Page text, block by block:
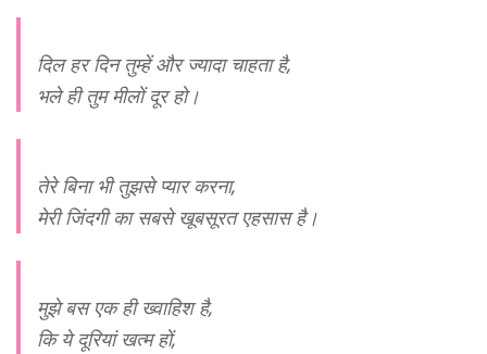
दिल हर दिन तुम्हें और ज्यादा चाहता है,
भले ही तुम मीलों दूर हो।
तेरे बिना भी तुझसे प्यार करना,
मेरी जिंदगी का सबसे खूबसूरत एहसास है।
मुझे बस एक ही ख्वाहिश है,
कि ये दूरियां खत्म हों,